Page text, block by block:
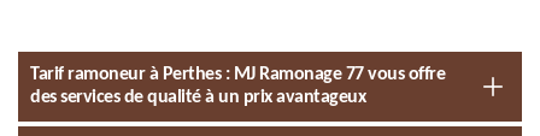
Tarif ramoneur à Perthes : MJ Ramonage 77 vous offre
des services de qualité à un prix avantageux